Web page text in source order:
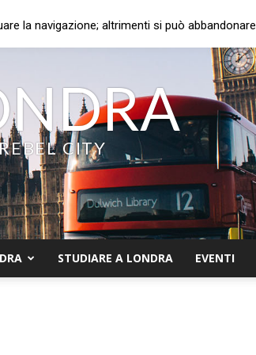
CITY
STUDIARE A LONDRA EVENTI
la navigazione; altrimenti si può